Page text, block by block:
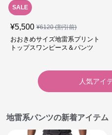
SALE
¥5,500 ¥6120(割引前)
おおきめサイズ地雷系プリント
トップスワンピース＆パンツ
人気アイ
地雷系パンツの新着アイテム